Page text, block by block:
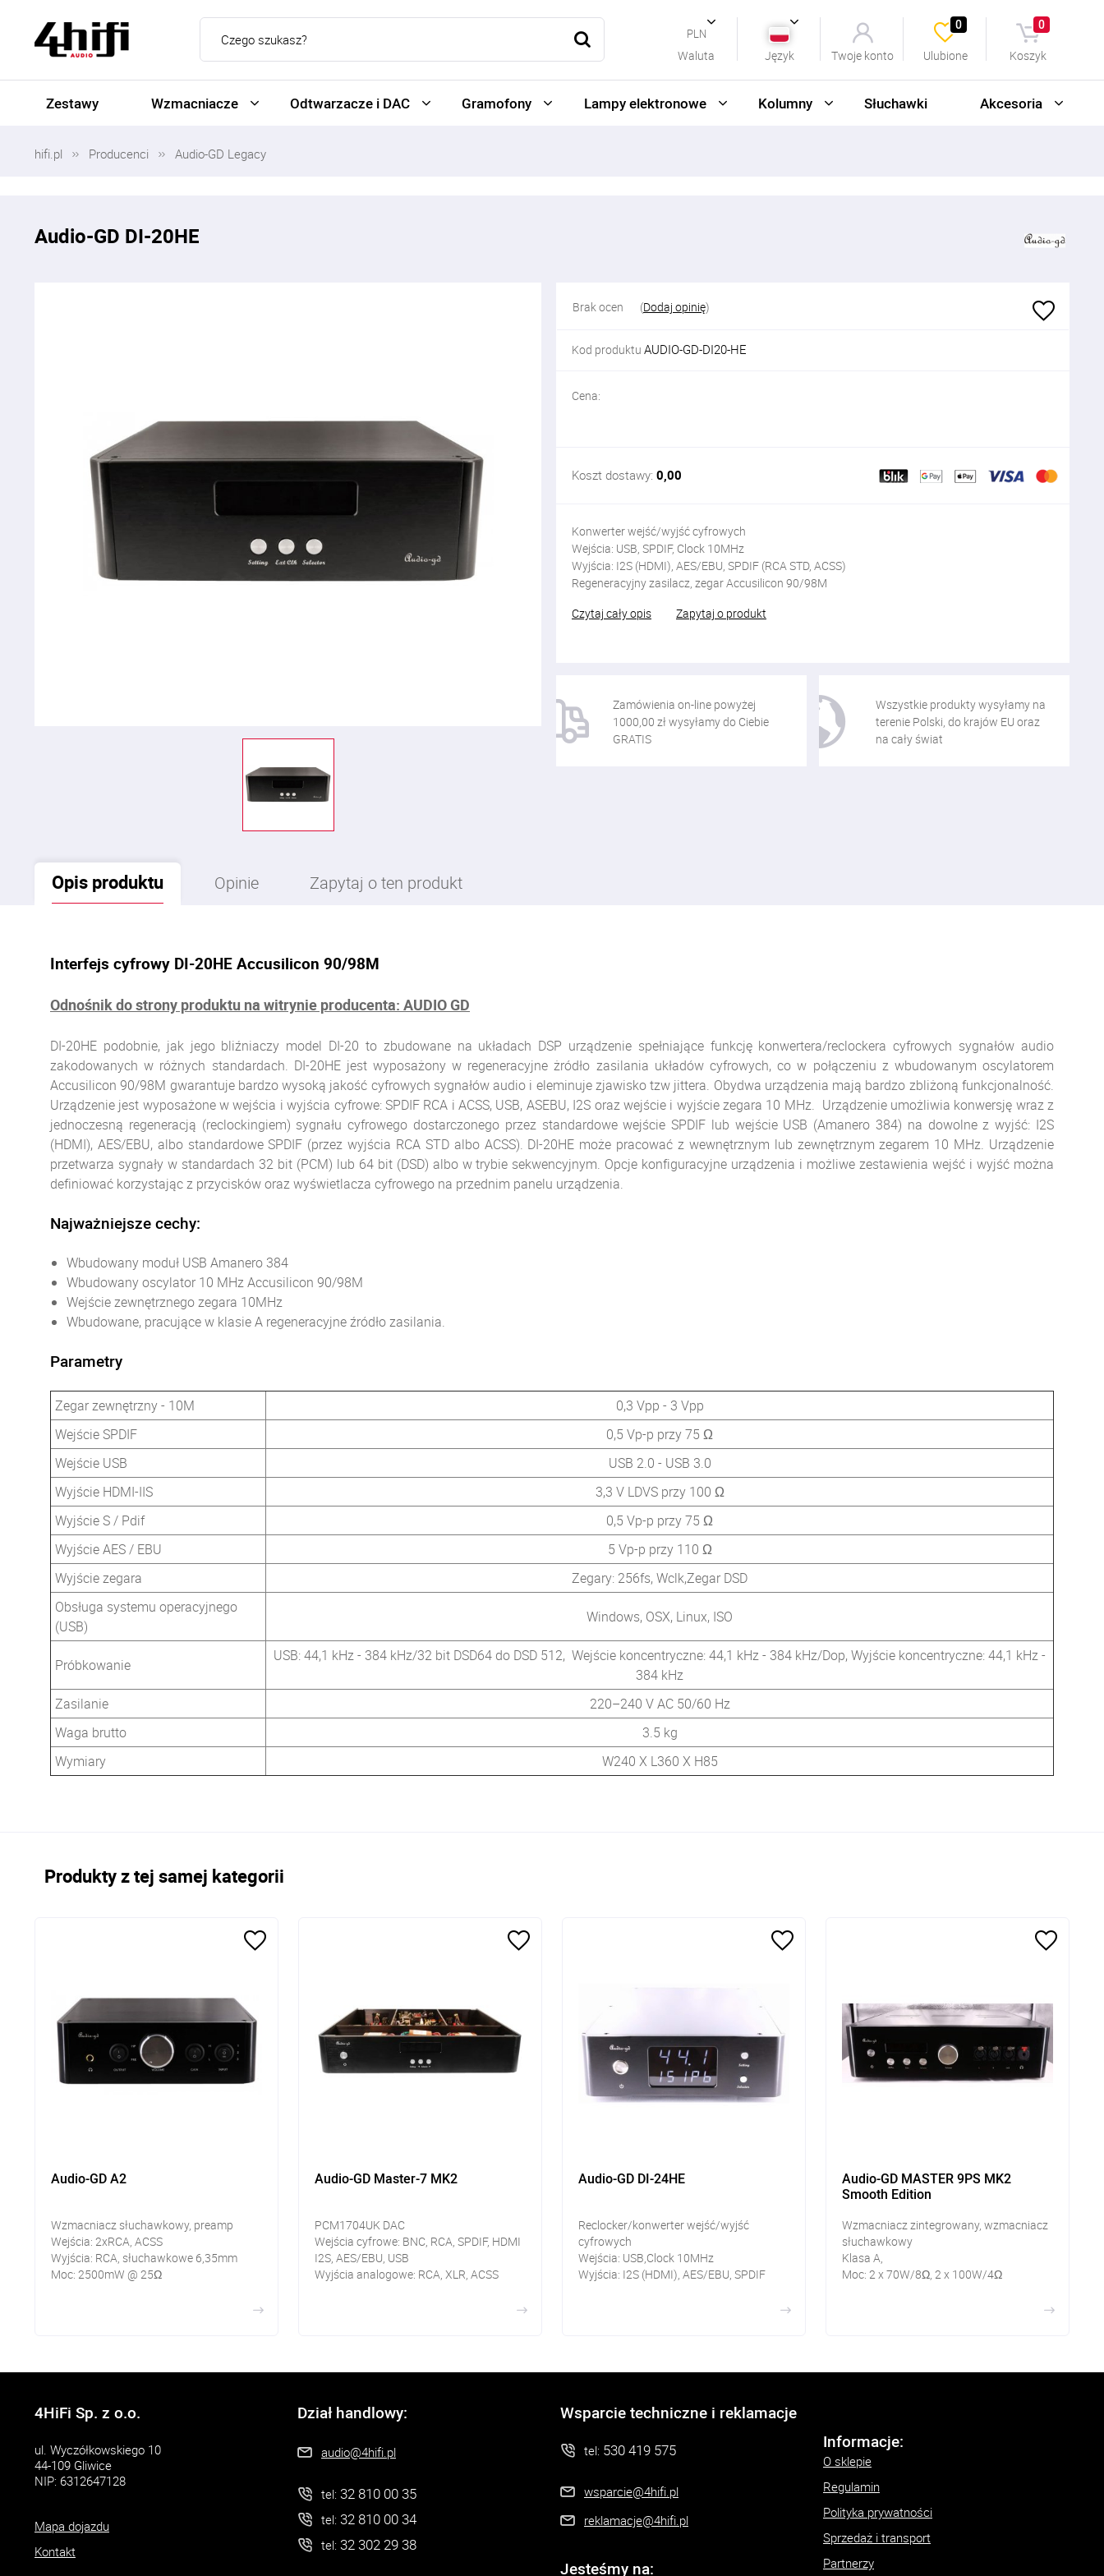
Waluta
PLN
Język Twoje konto Ulubione
0
Koszyk
0
Zestawy Wzmacniacze Odtwarzacze i DAC Gramofony Lampy elektronowe Kolumny Słuchawki Akcesoria
hifi.pl Producenci Audio-GD Legacy
Audio-GD DI-20HE
Brak ocen (Dodaj opinię)
Kod produktu AUDIO-GD-DI20-HE
Cena:
Koszt dostawy: 0,00
Konwerter wejść/wyjść cyfrowych
Wejścia: USB, SPDIF, Clock 10MHz
Wyjścia: I2S (HDMI), AES/EBU, SPDIF (RCA STD, ACSS)
Regeneracyjny zasilacz, zegar Accusilicon 90/98M
Czytaj cały opis
Zapytaj o produkt
Zamówienia on-line powyżej
1000,00 zł wysyłamy do Ciebie
GRATIS
Wszystkie produkty wysyłamy na
terenie Polski, do krajów EU oraz
na cały świat
Opis produktu Opinie Zapytaj o ten produkt
Interfejs cyfrowy DI-20HE Accusilicon 90/98M
Odnośnik do strony produktu na witrynie producenta: AUDIO GD
DI-20HE podobnie, jak jego bliźniaczy model DI-20 to zbudowane na układach DSP urządzenie spełniające funkcję konwertera/reclockera cyfrowych sygnałów audio
zakodowanych w różnych standardach. DI-20HE jest wyposażony w regeneracyjne żródło zasilania układów cyfrowych, co w połączeniu z wbudowanym oscylatorem
Accusilicon 90/98M gwarantuje bardzo wysoką jakość cyfrowych sygnałów audio i eleminuje zjawisko tzw jittera. Obydwa urządzenia mają bardzo zbliżoną funkcjonalność.
Urządzenie jest wyposażone w wejścia i wyjścia cyfrowe: SPDIF RCA i ACSS, USB, ASEBU, I2S oraz wejście i wyjście zegara 10 MHz. Urządzenie umożliwia konwersję wraz z
jednoczesną regeneracją (reclockingiem) sygnału cyfrowego dostarczonego przez standardowe wejście SPDIF lub wejście USB (Amanero 384) na dowolne z wyjść: I2S
(HDMI), AES/EBU, albo standardowe SPDIF (przez wyjścia RCA STD albo ACSS). DI-20HE może pracować z wewnętrznym lub zewnętrznym zegarem 10 MHz. Urządzenie
przetwarza sygnały w standardach 32 bit (PCM) lub 64 bit (DSD) albo w trybie sekwencyjnym. Opcje konfiguracyjne urządzenia i możliwe zestawienia wejść i wyjść można
definiować korzystając z przycisków oraz wyświetlacza cyfrowego na przednim panelu urządzenia.
Najważniejsze cechy:
Wbudowany moduł USB Amanero 384
Wbudowany oscylator 10 MHz Accusilicon 90/98M
Wejście zewnętrznego zegara 10MHz
Wbudowane, pracujące w klasie A regeneracyjne źródło zasilania.
Parametry
Zegar zewnętrzny - 10M
0,3 Vpp - 3 Vpp
Wejście SPDIF
0,5 Vp-p przy 75 Ω
Wejście USB
USB 2.0 - USB 3.0
Wyjście HDMI-IIS
3,3 V LDVS przy 100 Ω
Wyjście S / Pdif
0,5 Vp-p przy 75 Ω
Wyjście AES / EBU
5 Vp-p przy 110 Ω
Wyjście zegara
Zegary: 256fs, Wclk,Zegar DSD
Obsługa systemu operacyjnego
(USB)
Windows, OSX, Linux, ISO
Próbkowanie
USB: 44,1 kHz - 384 kHz/32 bit DSD64 do DSD 512, Wejście koncentryczne: 44,1 kHz - 384 kHz/Dop, Wyjście koncentryczne: 44,1 kHz -
384 kHz
Zasilanie
220–240 V AC 50/60 Hz
Waga brutto
3.5 kg
Wymiary
W240 X L360 X H85
Produkty z tej samej kategorii
Audio-GD A2
Wzmacniacz słuchawkowy, preamp
Wejścia: 2xRCA, ACSS
Wyjścia: RCA, słuchawkowe 6,35mm
Moc: 2500mW @ 25Ω
Audio-GD Master-7 MK2
PCM1704UK DAC
Wejścia cyfrowe: BNC, RCA, SPDIF, HDMI
I2S, AES/EBU, USB
Wyjścia analogowe: RCA, XLR, ACSS
Audio-GD DI-24HE
Reclocker/konwerter wejść/wyjść
cyfrowych
Wejścia: USB,Clock 10MHz
Wyjścia: I2S (HDMI), AES/EBU, SPDIF
Audio-GD MASTER 9PS MK2
Smooth Edition
Wzmacniacz zintegrowany, wzmacniacz
słuchawkowy
Klasa A,
Moc: 2 x 70W/8Ω, 2 x 100W/4Ω
4HiFi Sp. z o.o.
ul. Wyczółkowskiego 10
44-109 Gliwice
NIP: 6312647128
Mapa dojazdu
Kontakt
Dział handlowy:
audio@4hifi.pl
tel: 32 810 00 35
tel: 32 810 00 34
tel: 32 302 29 38
Wsparcie techniczne i reklamacje
tel: 530 419 575
wsparcie@4hifi.pl
reklamacje@4hifi.pl
Jesteśmy na:
Informacje:
O sklepie
Regulamin
Polityka prywatności
Sprzedaż i transport
Partnerzy